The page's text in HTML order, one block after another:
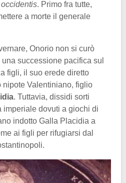
. Primo fra tutte,
a morte il generale
Onorio non si curò
successione pacifica sul
figli, il suo erede diretto
nipote Valentiniano, figlio
. Tuttavia, dissidi sorti
imperiale dovuti a giochi di
indotto Galla Placidia a
ai figli per rifugiarsi dal